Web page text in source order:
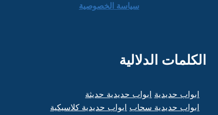
سياسة الخصوصية
الكلمات الدلالية
ابواب حديدية ابواب حديدية حديثة
ابواب حديدية سحاب ابواب حديدية كلاسيكية